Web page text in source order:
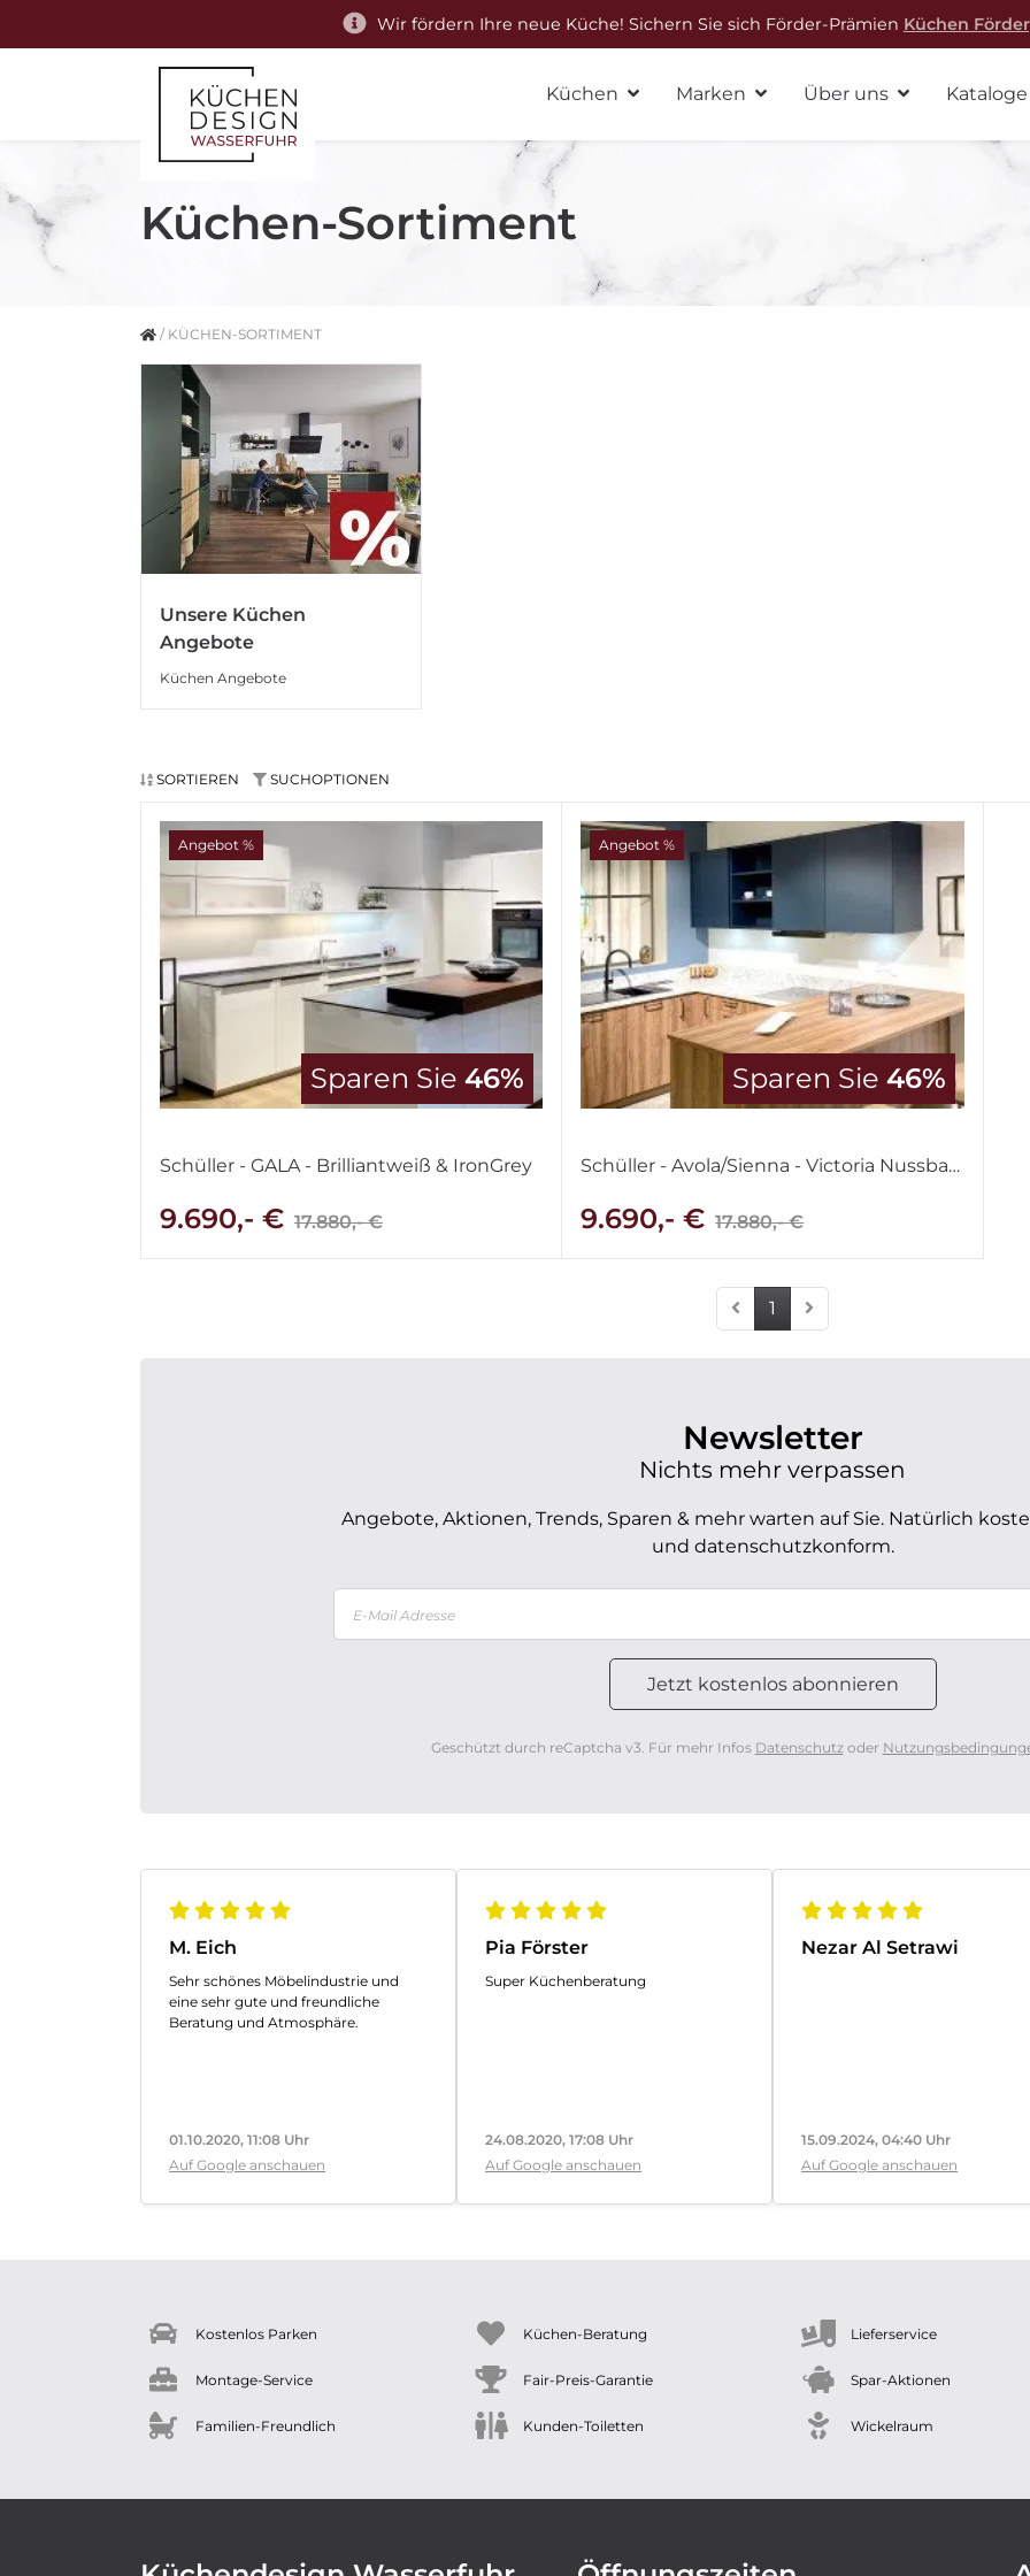
Wir fördern Ihre neue Küche! Sichern Sie sich Förder-Prämien Küchen
Küchen Marken Über uns Kataloge
Küchen-Sortiment
/ KÜCHEN-SORTIMENT
Unsere Küchen
Angebote
Küchen Angebote
SORTIEREN SUCHOPTIONEN
Angebot %
Sparen Sie 46%
Schüller - GALA - Brilliantweiß & IronGrey
9.690,- € 17.880,- €
Angebot %
Sparen Sie 46%
Schüller - Avola/Sienna - Victoria Nussbaum & Lack Tiefblau samtmatt
9.690,- € 17.880,- €
1
Newsletter
Nichts mehr verpassen
Angebote, Aktionen, Trends, Sparen & mehr warten auf Sie. Natürlich
und datenschutzkonform.
Geschützt durch reCaptcha v3. Für mehr Infos Datenschutzoder
M. Eich
Sehr schönes Möbelindustrie und
eine sehr gute und freundliche
Beratung und Atmosphäre.
01.10.2020, 11:08 Uhr
Auf Google anschauen
Pia Förster
Super Küchenberatung
24.08.2020, 17:08 Uhr
Auf Google anschauen
Nezar Al Setrawi
15.09.2024, 04:40 Uhr
Auf Google anschauen
Kostenlos Parken Küchen-Beratung Lieferservice
Montage-Service Fair-Preis-Garantie Spar-Aktionen
Familien-Freundlich Kunden-Toiletten Wickelraum